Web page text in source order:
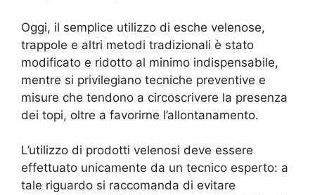
Oggi, il semplice utilizzo di esche velenose,
trappole e altri metodi tradizionali è stato
modificato e ridotto al minimo indispensabile,
mentre si privilegiano tecniche preventive e
misure che tendono a circoscrivere la presenza
dei topi, oltre a favorirne l’allontanamento.
L’utilizzo di prodotti velenosi deve essere
effettuato unicamente da un tecnico esperto: a
tale riguardo si raccomanda di evitare